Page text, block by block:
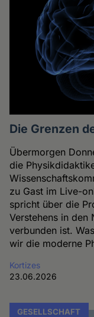
Die Grenzen
Übermorgen
die
zu Gast im Live-
spricht über die
Verstehens in den
verbunden ist.
wir die moderne
Kortizes
23.06.2026
GESELLSCHAFT